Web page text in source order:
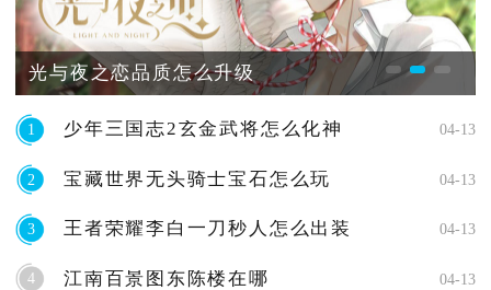
光与夜之恋品质怎么升级
1 少年三国志2玄金武将怎么化神 04-13
2 宝藏世界无头骑士宝石怎么玩 04-13
3 王者荣耀李白一刀秒人怎么出装 04-13
4 江南百景图东陈楼在哪 04-13